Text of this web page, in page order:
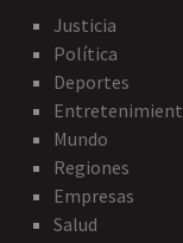
Justicia
Política
Deportes
Mundo
Regiones
Empresas
Salud